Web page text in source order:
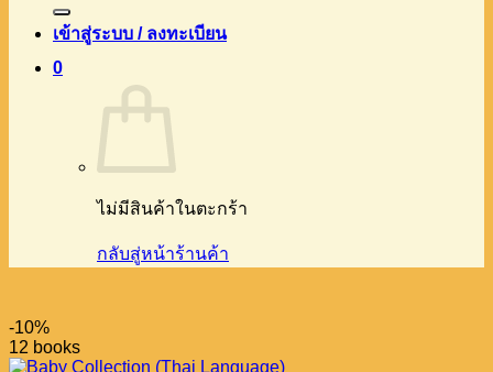
เข้าสู่ระบบ / ลงทะเบียน
0
ไม่มีสินค้าในตะกร้า
กลับสู่หน้าร้านค้า
-10%
12 books